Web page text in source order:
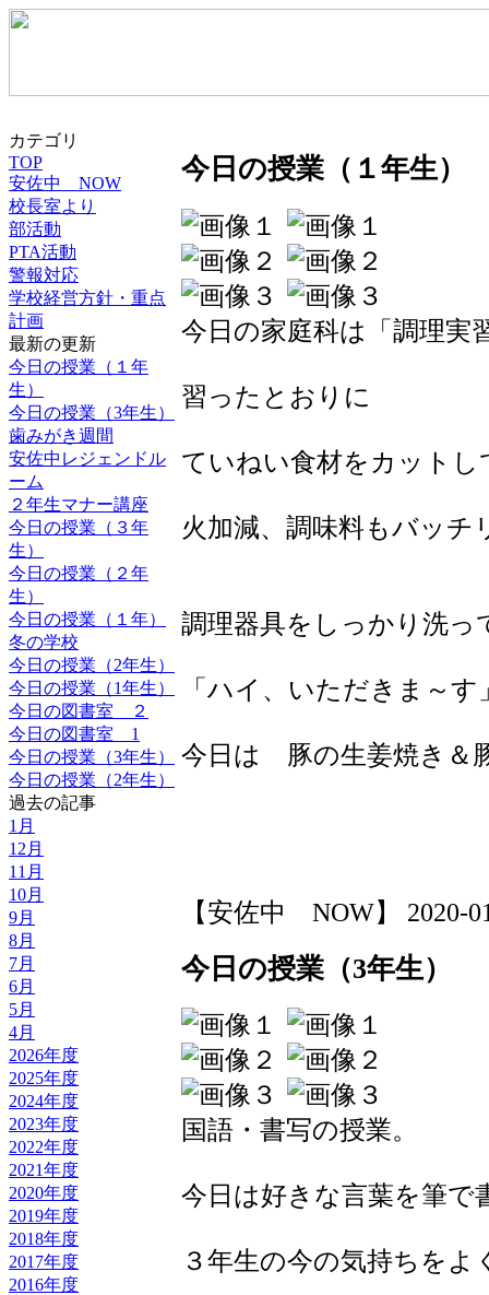
カテゴリ
TOP
安佐中 NOW
校長室より
部活動
PTA活動
警報対応
学校経営方針・重点
計画
最新の更新
今日の授業（１年
生）
今日の授業（3年生）
歯みがき週間
安佐中レジェンドル
ーム
２年生マナー講座
今日の授業（３年
生）
今日の授業（２年
生）
今日の授業（１年）
冬の学校
今日の授業（2年生）
今日の授業（1年生）
今日の図書室 ２
今日の図書室 1
今日の授業（3年生）
今日の授業（2年生）
過去の記事
1月
12月
11月
10月
9月
8月
7月
6月
5月
4月
2026年度
2025年度
2024年度
2023年度
2022年度
2021年度
2020年度
2019年度
2018年度
2017年度
2016年度
今日の授業（１年生）
今日の家庭科は「調理実
習ったとおりに
ていねい食材をカットし
火加減、調味料もバッチ
調理器具をしっかり洗っ
「ハイ、いただきま～す
今日は 豚の生姜焼き＆
【安佐中 NOW】 2020-
今日の授業（3年生）
国語・書写の授業。
今日は好きな言葉を筆で
３年生の今の気持ちを